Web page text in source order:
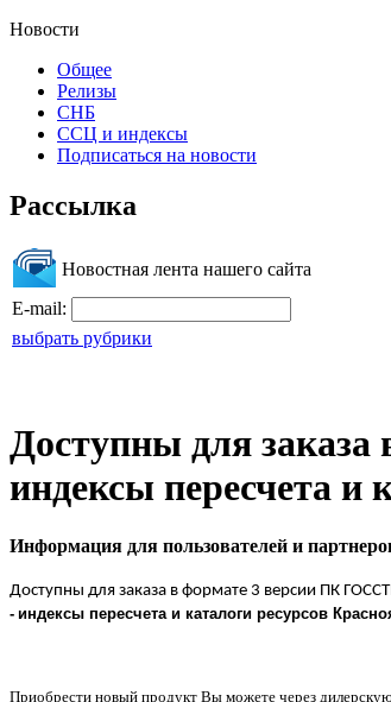
Новости
Общее
Релизы
СНБ
ССЦ и индексы
Подписаться на новости
Рассылка
Новостная лента нашего сайта
E-mail:
выбрать рубрики
Доступны для
индексы пересчета и
Информация для пользователей и
Доступны для заказа в формате 3 версии ПК
- индексы пересчета и каталоги ресурсов
Приобрести новый продукт Вы можете через дилерскую